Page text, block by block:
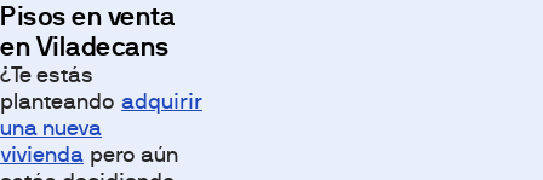
Pisos en venta
en Viladecans
¿Te estás
planteando adquirir
una nueva
vivienda pero aún